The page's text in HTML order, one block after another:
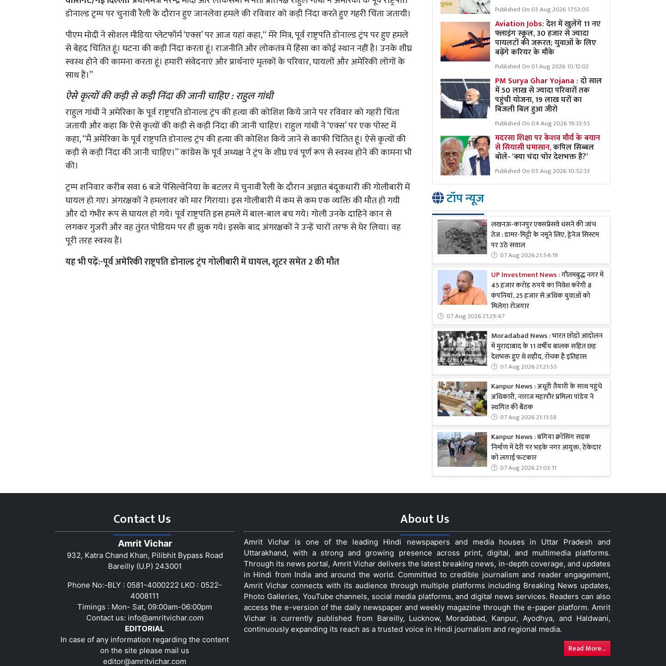
डोनाल्ड ट्रम्प पर चुनावी रैली के दौरान हुए जानलेवा हमले की रविवार को कड़ी निंदा करते हुए गहरी चिंता जतायी।
पीएम मोदी ने सोशल मीडिया प्लेटफॉर्म ‘एक्स’ पर आज यहां कहा,“ मेरे मित्र, पूर्व राष्ट्रपति डोनाल्ड ट्रंप पर हुए हमले
से बेहद चिंतित हूं। घटना की कड़ी निंदा करता हूं। राजनीति और लोकतंत्र में हिंसा का कोई स्थान नहीं है। उनके शीघ्र
स्वस्थ होने की कामना करता हूं। हमारी संवेदनाएं और प्रार्थनाएं मृतकों के परिवार, घायलों और अमेरिकी लोगों के
साथ हैं।”
ऐसे कृत्यों की कड़ी से कड़ी निंदा की जानी चाहिए : राहुल गांधी
राहुल गांधी ने अमेरिका के पूर्व राष्ट्रपति डोनाल्ड ट्रंप की हत्या की कोशिश किये जाने पर रविवार को गहरी चिंता
जतायी और कहा कि ऐसे कृत्यों की कड़ी से कड़ी निंदा की जानी चाहिए। राहुल गांधी ने ‘एक्स’ पर एक पोस्ट में
कहा, ‘‘मैं अमेरिका के पूर्व राष्ट्रपति डोनाल्ड ट्रंप की हत्या की कोशिश किये जाने से काफी चिंतित हूं। ऐसे कृत्यों की
कड़ी से कड़ी निंदा की जानी चाहिए।’’ कांग्रेस के पूर्व अध्यक्ष ने ट्रंप के शीघ्र एवं पूर्ण रूप से स्वस्थ होने की कामना भी
की।
ट्रम्प शनिवार करीब सवा 6 बजे पेंसिल्वेनिया के बटलर में चुनावी रैली के दौरान अज्ञात बंदूकधारी की गोलीबारी में
घायल हो गए। अंगरक्षकों ने हमलावर को मार गिराया। इस गोलीबारी में कम से कम एक व्यक्ति की मौत हो गयी
और दो गंभीर रूप से घायल हो गये। पूर्व राष्ट्रपति इस हमले में बाल-बाल बच गये। गोली उनके दाहिने कान से
लगकर गुजरी और वह तुंरत पोडियम पर ही झुक गये। इसके बाद अंगरक्षकों ने उन्हें चारों तरफ से घेर लिया। वह
पूरी तरह स्वस्थ हैं।
यह भी पढ़ें:-पूर्व अमेरिकी राष्ट्रपति डोनाल्ड ट्रंप गोलीबारी में घायल, शूटर समेत 2 की मौत
Published On 03 Aug 2026 17:53:05
Aviation Jobs:देश में खुलेंगे 11 नए
फ्लाइंग स्कूल, 30 हजार से ज्यादा
पायलटों की जरूरत; युवाओं के लिए
बढ़ेंगे करियर के मौके
Published On 01 Aug 2026 10:12:02
PM Surya Ghar Yojana :दो साल
में 50 लाख से ज्यादा परिवारों तक
पहुंची योजना, 19 लाख घरों का
बिजली बिल हुआ जीरो
Published On 04 Aug 2026 19:33:55
मदरसा शिक्षा पर केशव मौर्य के बयान
से सियासी घमासान,कपिल सिब्बल
बोले- ‘क्या चंदा चोर देशभक्त हैं?’
Published On 05 Aug 2026 10:52:33
टॉप न्यूज
लखनऊ-कानपुर एक्सप्रेसवे धंसने की जांच
तेज : डामर-मिट्टी के नमूने लिए, ड्रेनेज सिस्टम
पर उठे सवाल
07 Aug 2026 21:54:19
UP Investment News :गौतमबुद्ध नगर में
45 हजार करोड़ रुपये का निवेश करेंगी 8
कंपनियां, 25 हजार से अधिक युवाओं को
मिलेगा रोजगार
07 Aug 2026 21:29:47
Moradabad News : भारत छोड़ो आंदोलन
में मुरादाबाद के 11 वर्षीय बालक सहित छह
देशभक्त हुए थे शहीद, रोचक है इतिहास
07 Aug 2026 21:21:55
Kanpur News : अधूरी तैयारी के साथ पहुंचे
अधिकारी, नाराज महापौर प्रमिला पांडेय ने
स्थगित की बैठक
07 Aug 2026 21:11:58
Kanpur News : बगिया क्रॉसिंग सड़क
निर्माण में देरी पर भड़के नगर आयुक्त, ठेकेदार
को लगाई फटकार
07 Aug 2026 21:03:11
Contact Us
Amrit Vichar
932, Katra Chand Khan, Pilibhit Bypass Road
Bareilly (U.P) 243001
Phone No:-BLY : 0581-4000222 LKO : 0522-
4008111
Timings : Mon- Sat, 09:00am-06:00pm
Contact us: info@amritvichar.com
EDITORIAL
In case of any information regarding the content
on the site please mail us
editor@amritvichar.com
About Us
Amrit Vichar is one of the leading Hindi newspapers and media houses in Uttar Pradesh and
Uttarakhand, with a strong and growing presence across print, digital, and multimedia platforms.
Through its news portal, Amrit Vichar delivers the latest breaking news, in-depth coverage, and updates
in Hindi from India and around the world. Committed to credible journalism and reader engagement,
Amrit Vichar connects with its audience through multiple platforms including Breaking News updates,
Photo Galleries, YouTube channels, social media platforms, and digital news services. Readers can also
access the e-version of the daily newspaper and weekly magazine through the e-paper platform. Amrit
Vichar is currently published from Bareilly, Lucknow, Moradabad, Kanpur, Ayodhya, and Haldwani,
continuously expanding its reach as a trusted voice in Hindi journalism and regional media.
Read More...